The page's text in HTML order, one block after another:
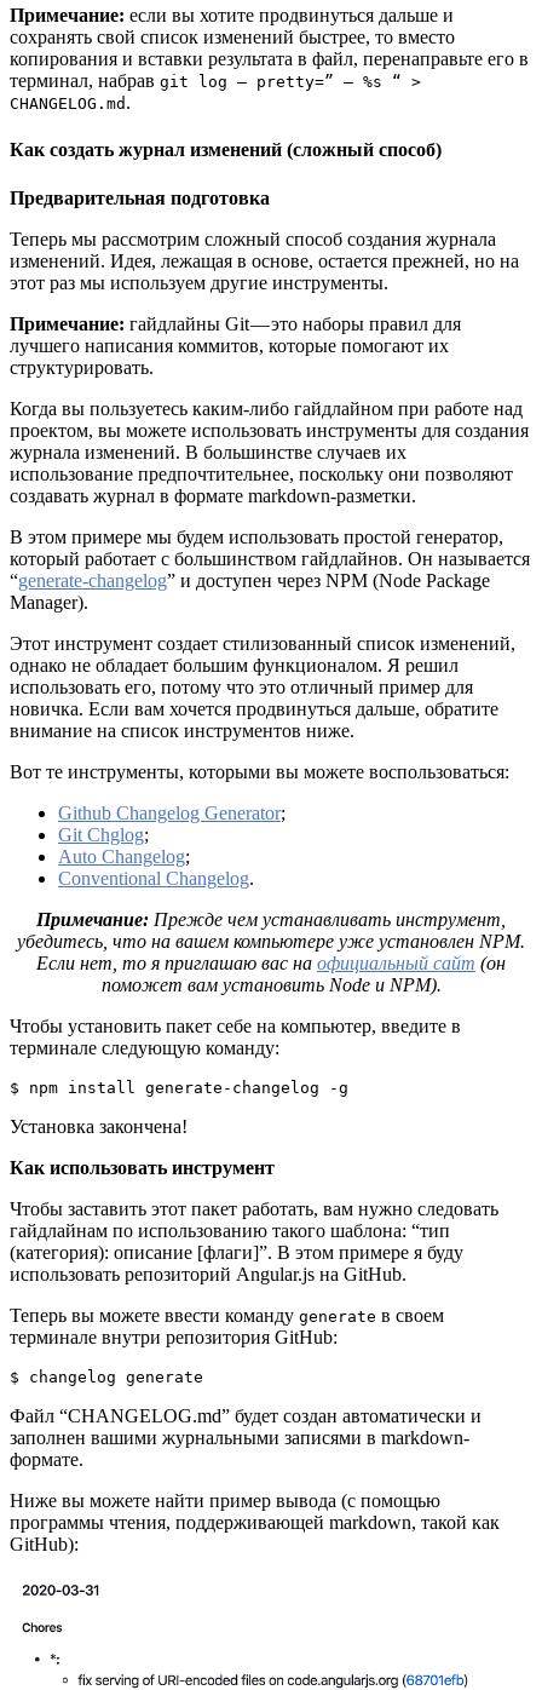
Примечание: если вы хотите продвинуться дальше и
сохранять свой список изменений быстрее, то вместо
копирования и вставки результата в файл, перенаправьте его в
терминал, набрав git log — pretty=” — %s “ >
CHANGELOG.md .
Как создать журнал изменений (сложный способ)
Предварительная подготовка
Теперь мы рассмотрим сложный способ создания журнала
изменений. Идея, лежащая в основе, остается прежней, но на
этот раз мы используем другие инструменты.
Примечание: гайдлайны Git — это наборы правил для
лучшего написания коммитов, которые помогают их
структурировать.
Когда вы пользуетесь каким-либо гайдлайном при работе над
проектом, вы можете использовать инструменты для создания
журнала изменений. В большинстве случаев их
использование предпочтительнее, поскольку они позволяют
создавать журнал в формате markdown-разметки.
В этом примере мы будем использовать простой генератор,
который работает с большинством гайдлайнов. Он называется
“generate-changelog” и доступен через NPM (Node Package
Manager).
Этот инструмент создает стилизованный список изменений,
однако не обладает большим функционалом. Я решил
использовать его, потому что это отличный пример для
новичка. Если вам хочется продвинуться дальше, обратите
внимание на список инструментов ниже.
Вот те инструменты, которыми вы можете воспользоваться:
Github Changelog Generator;
Git Chglog;
Auto Changelog;
Conventional Changelog.
Примечание: Прежде чем устанавливать инструмент,
убедитесь, что на вашем компьютере уже установлен NPM.
Если нет, то я приглашаю вас на официальный сайт (он
поможет вам установить Node и NPM).
Чтобы установить пакет себе на компьютер, введите в
терминале следующую команду:
$ npm install generate-changelog -g
Установка закончена!
Как использовать инструмент
Чтобы заставить этот пакет работать, вам нужно следовать
гайдлайнам по использованию такого шаблона: “тип
(категория): описание [флаги]”. В этом примере я буду
использовать репозиторий Angular.js на GitHub.
Теперь вы можете ввести команду generate в своем
терминале внутри репозитория GitHub:
$ changelog generate
Файл “CHANGELOG.md” будет создан автоматически и
заполнен вашими журнальными записями в markdown-
формате.
Ниже вы можете найти пример вывода (с помощью
программы чтения, поддерживающей markdown, такой как
GitHub):